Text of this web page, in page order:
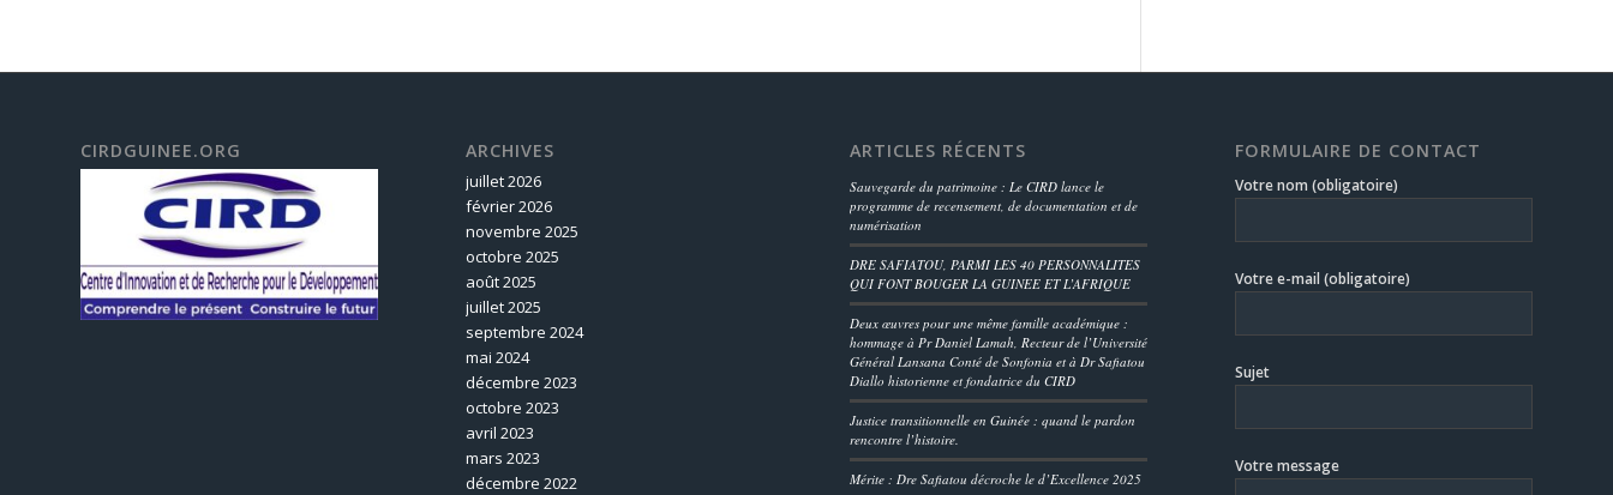
CIRDGUINEE.ORG ARCHIVES
juillet 2026
février 2026
novembre 2025
octobre 2025
août 2025
juillet 2025
septembre 2024
mai 2024
décembre 2023
octobre 2023
avril 2023
mars 2023
décembre 2022
ARTICLES RÉCENTS
Sauvegarde du patrimoine : Le CIRD lance le
programme de recensement, de documentation et de
numérisation
DRE SAFIATOU, PARMI LES 40 PERSONNALITES
QUI FONT BOUGER LA GUINEE ET L’AFRIQUE
Deux œuvres pour une même famille académique :
hommage à Pr Daniel Lamah, Recteur de l’Université
Général Lansana Conté de Sonfonia et à Dr Safiatou
Diallo historienne et fondatrice du CIRD
Justice transitionnelle en Guinée : quand le pardon
rencontre l’histoire.
Mérite : Dre Safiatou décroche le d’Excellence 2025
FORMULAIRE DE CONTACT
Votre nom (obligatoire)
Votre e-mail (obligatoire)
Sujet
Votre message